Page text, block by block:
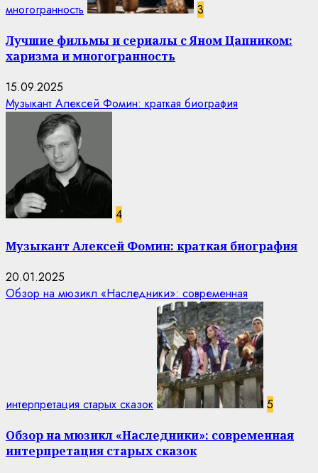
многогранность 3
Лучшие фильмы и сериалы с Яном Цапником:
харизма и многогранность
15.09.2025
Музыкант Алексей Фомин: краткая биография
4
Музыкант Алексей Фомин: краткая биография
20.01.2025
Обзор на мюзикл «Наследники»: современная
интерпретация старых сказок 5
Обзор на мюзикл «Наследники»: современная
интерпретация старых сказок